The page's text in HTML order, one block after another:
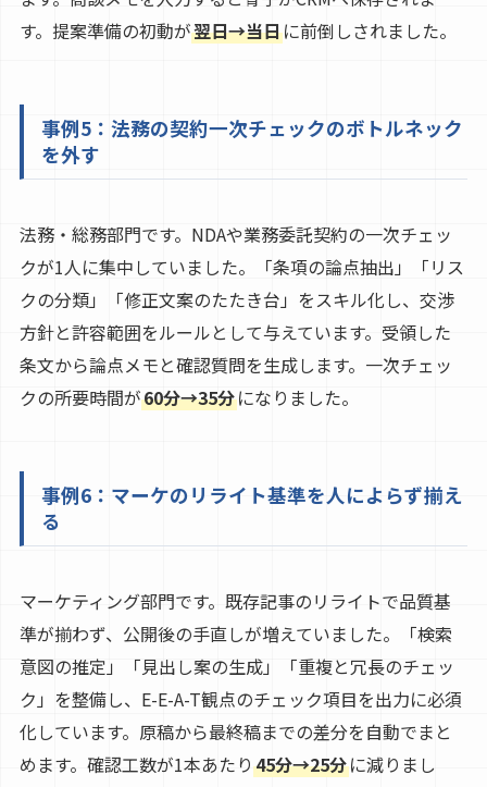
す。提案準備の初動が翌日→当日に前倒しされました。
事例5：法務の契約一次チェックのボトルネック
を外す
法務・総務部門です。NDAや業務委託契約の一次チェッ
クが1人に集中していました。「条項の論点抽出」「リス
クの分類」「修正文案のたたき台」をスキル化し、交渉
方針と許容範囲をルールとして与えています。受領した
条文から論点メモと確認質問を生成します。一次チェッ
クの所要時間が60分→35分になりました。
事例6：マーケのリライト基準を人によらず揃え
る
マーケティング部門です。既存記事のリライトで品質基
準が揃わず、公開後の手直しが増えていました。「検索
意図の推定」「見出し案の生成」「重複と冗長のチェッ
ク」を整備し、E-E-A-T観点のチェック項目を出力に必須
化しています。原稿から最終稿までの差分を自動でまと
めます。確認工数が1本あたり 45分→25分に減りまし